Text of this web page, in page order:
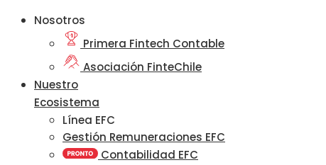
Nosotros
Primera Fintech Contable
Asociación FinteChile
Nuestro
Ecosistema
Línea EFC
Gestión Remuneraciones EFC
Contabilidad EFC